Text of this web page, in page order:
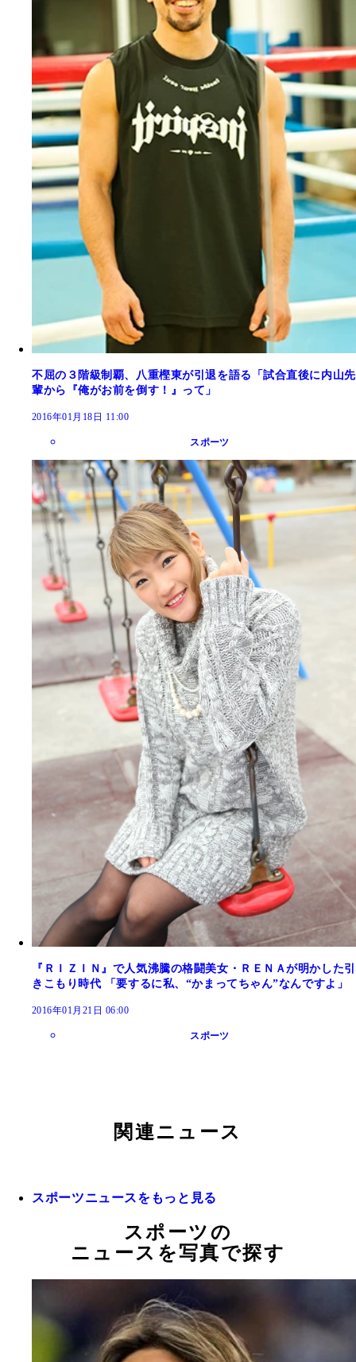
不屈の３階級制覇、八重樫東が引退を語る「試合直後に内山先
輩から『俺がお前を倒す！』って」
2016年01月18日 11:00
スポーツ
『ＲＩＺＩＮ』で人気沸騰の格闘美女・ＲＥＮＡが明かした引
きこもり時代 「要するに私、“かまってちゃん”なんですよ」
2016年01月21日 06:00
スポーツ
関連ニュース
スポーツニュースをもっと見る
スポーツの
ニュースを写真で探す